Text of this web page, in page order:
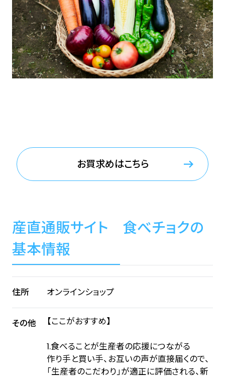
お買求めはこちら
産直通販サイト ⾷べチョクの
基本情報
住所 オンラインショップ
その他 【ここがおすすめ】
1.食べることが生産者の応援につながる
作り手と買い手、お互いの声が直接届くので、
「生産者のこだわり」が適正に評価される、新